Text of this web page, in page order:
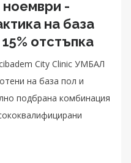
-
на база
отстъпка
City Clinic УМБАЛ
на база пол и
подбрана комбинация